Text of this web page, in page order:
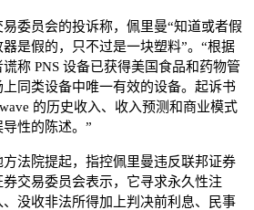
委员会的投诉称，佩里曼“知道或者假
是假的，只不过是一块塑料”。“根据
称 PNS 设备已获得美国食品和药物管
同类设备中唯一有效的设备。起诉书
的历史收入、收入预测和商业模式
性的陈述。”
法院提起，指控佩里曼违反联邦证券
交易委员会表示，它寻求永久性注
没收非法所得加上判决前利息、民事